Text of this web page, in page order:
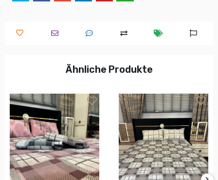
Ähnliche Produkte